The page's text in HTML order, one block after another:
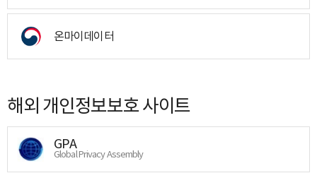
온마이데이터
해외 개인정보보호 사이트
GPA
Global Privacy Assembly